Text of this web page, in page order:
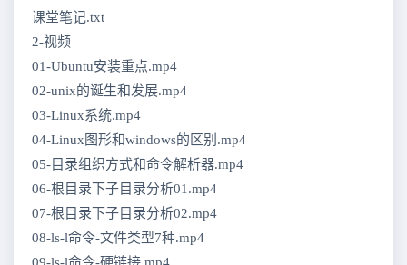
课堂笔记.txt
2-视频
01-Ubuntu安装重点.mp4
02-unix的诞生和发展.mp4
03-Linux系统.mp4
04-Linux图形和windows的区别.mp4
05-目录组织方式和命令解析器.mp4
06-根目录下子目录分析01.mp4
07-根目录下子目录分析02.mp4
08-ls-l命令-文件类型7种.mp4
09-ls-l命令-硬链接.mp4